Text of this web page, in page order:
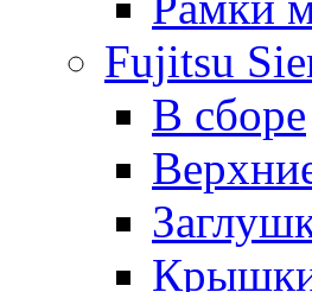
Fujitsu
В сборе